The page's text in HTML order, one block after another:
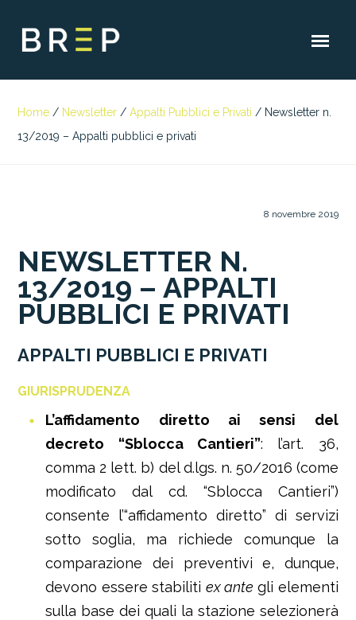
Home / Newsletter / Appalti Pubblici e Privati / Newsletter n.
13/2019 – Appalti pubblici e privati
8 novembre 2019
NEWSLETTER N.
13/2019 – APPALTI
PUBBLICI E PRIVATI
APPALTI PUBBLICI E PRIVATI
GIURISPRUDENZA
L’affidamento diretto ai sensi del
decreto “Sblocca Cantieri”: l’art. 36,
comma 2 lett. b) del d.lgs. n. 50/2016 (come
modificato dal cd. “Sblocca Cantieri”)
consente l’“affidamento diretto” di servizi
sotto soglia, ma richiede comunque la
comparazione dei preventivi e, dunque,
devono essere stabiliti ex ante gli elementi
sulla base dei quali la stazione selezionerà